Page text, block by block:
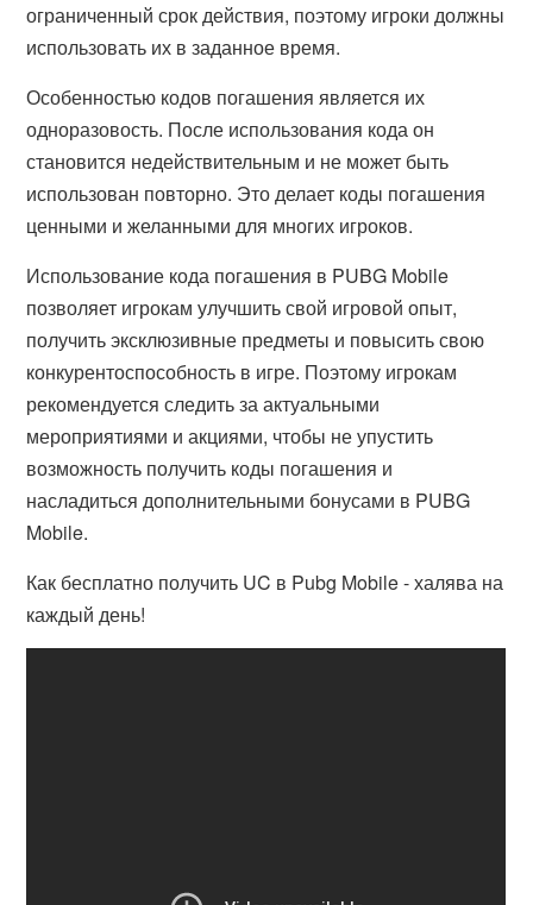
ограниченный срок действия, поэтому игроки должны
использовать их в заданное время.
Особенностью кодов погашения является их
одноразовость. После использования кода он
становится недействительным и не может быть
использован повторно. Это делает коды погашения
ценными и желанными для многих игроков.
Использование кода погашения в PUBG Mobile
позволяет игрокам улучшить свой игровой опыт,
получить эксклюзивные предметы и повысить свою
конкурентоспособность в игре. Поэтому игрокам
рекомендуется следить за актуальными
мероприятиями и акциями, чтобы не упустить
возможность получить коды погашения и
насладиться дополнительными бонусами в PUBG
Mobile.
Как бесплатно получить UC в Pubg Mobile - халява на
каждый день!